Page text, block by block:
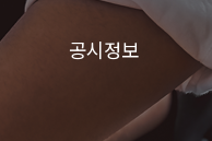
공시정보